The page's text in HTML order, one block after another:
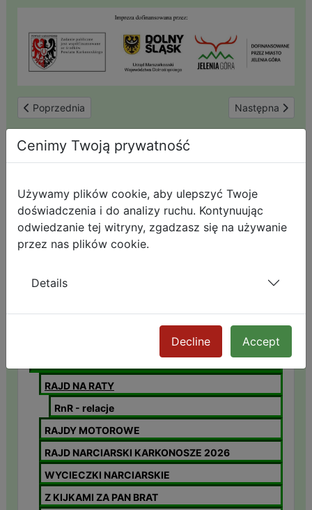
Poprzednia strona: W niedzielę na wycieczkę (nr 8); Kotlina
Poprzednia Następna
Następna
Szukaj na stronie
Menu Główne
STRONA GŁÓWNA
NASZ ODDZIAŁ
RAJD NA RATY
RnR - relacje
RAJDY MOTOROWE
RAJD NARCIARSKI KARKONOSZE 2026
WYCIECZKI NARCIARSKIE
Z KIJKAMI ZA PAN BRAT
Cenimy Twoją prywatność
Używamy plików cookie, aby ulepszyć Twoje
doświadczenia i do analizy ruchu. Kontynuując
odwiedzanie tej witryny, zgadzasz się na używanie
przez nas plików cookie.
Details
Decline Accept